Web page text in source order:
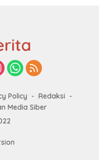
Policy
Redaksi
Media Siber